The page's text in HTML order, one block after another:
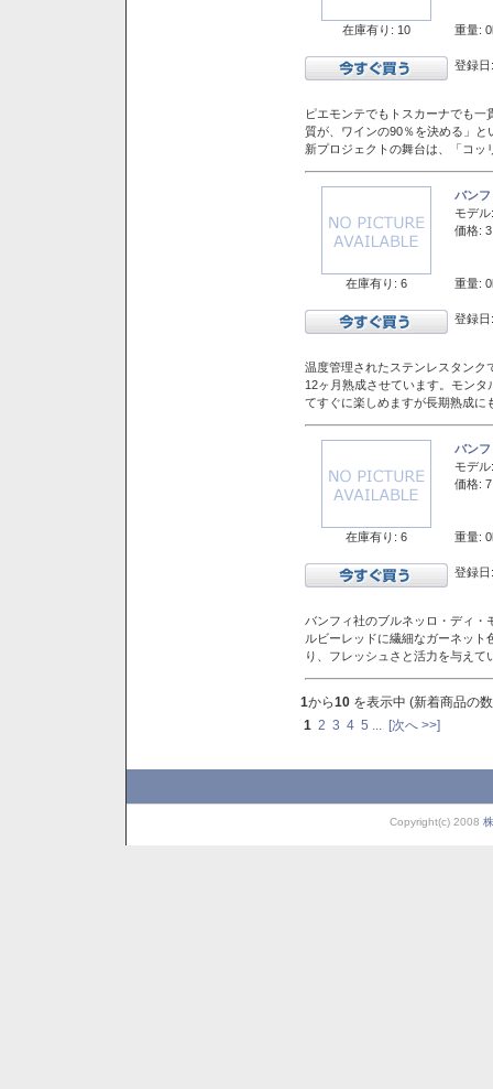
在庫有り: 10 重量:
登録
ピエモンテでもトスカーナでも
質が、ワインの90％を決める」
新プロジェクトの舞台は、「コ
在庫有り: 6
バン
モデル:
価格:
重量:
登録
温度管理されたステンレスタンク
12ヶ月熟成させています。モン
てすぐに楽しめますが長期熟成に
在庫有り: 6
バン
モデル:
価格:
重量:
登録
バンフィ社のブルネッロ・ディ
ルビーレッドに繊細なガーネッ
り、フレッシュさと活力を与え
1から10 を表示中 (新着商品の
1 2 3 4 5 [次へ >>]
Copyright(c) 2008